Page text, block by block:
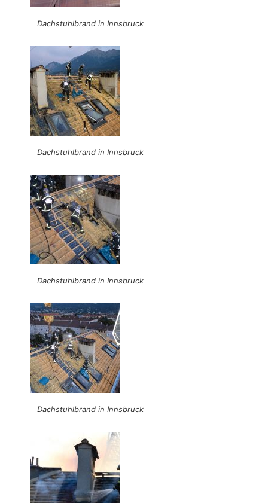
Dachstuhlbrand in Innsbruck
Dachstuhlbrand in Innsbruck
Dachstuhlbrand in Innsbruck
Dachstuhlbrand in Innsbruck